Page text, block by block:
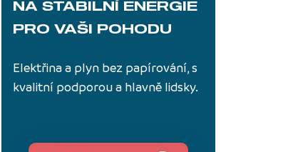
NA STABILNÍ ENERGIE
PRO VAŠI POHODU
Elektřina a plyn bez papírování, s
kvalitní podporou a hlavně lidsky.